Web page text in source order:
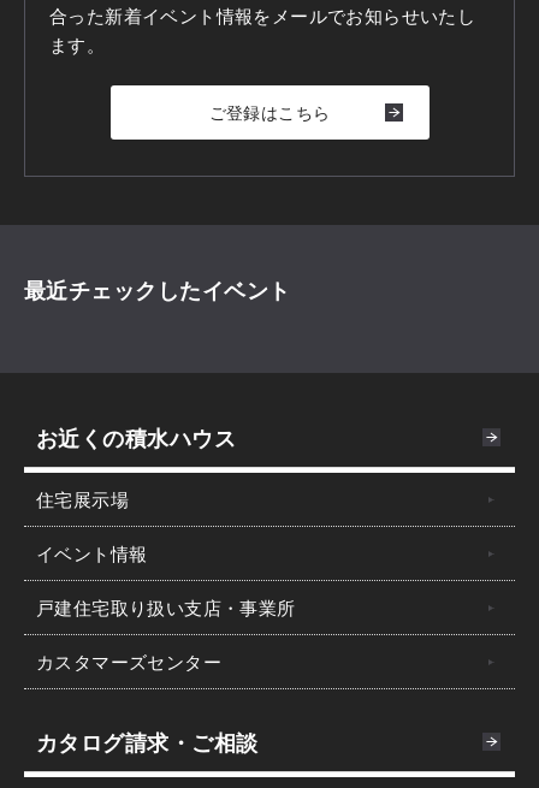
合った新着イベント情報をメールでお知らせいたし
ます。
ご登録はこちら
最近チェックしたイベント
お近くの積水ハウス
住宅展示場
イベント情報
戸建住宅取り扱い支店・事業所
カスタマーズセンター
カタログ請求・ご相談